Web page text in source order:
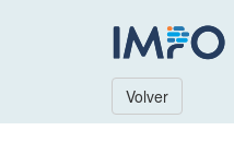
Volver